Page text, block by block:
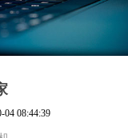
04 08:44:39